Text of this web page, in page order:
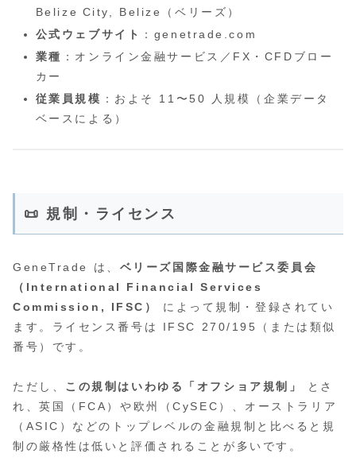
Belize City, Belize（ベリーズ）
公式ウェブサイト
：genetrade.com
業種 ：オンライン金融サービス／FX・CFDブロー
カー
従業員規模 ：およそ 11〜50 人規模（企業データ
ベースによる）
📜 規制・ライセンス
GeneTrade は、 ベリーズ国際金融サービス委員会
（International Financial Services
Commission, IFSC）
によって規制・登録されてい
ます。ライセンス番号は IFSC 270/195（または類似
番号）です。
ただし、 この規制はいわゆる「オフショア規制」
とさ
れ、英国（FCA）や欧州（CySEC）、オーストラリア
（ASIC）などのトップレベルの金融規制と比べると規
制の厳格性は低いと評価されることが多いです。